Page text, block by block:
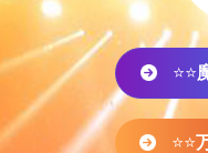
⭐⭐
⭐⭐